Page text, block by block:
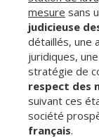
mesure sans
judicieuse
détaillés, une
juridiques,
stratégie de
respect des
suivant ces
société
français.